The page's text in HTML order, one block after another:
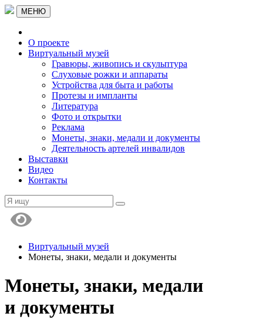
МЕНЮ
О проекте
Виртуальный музей
Гравюры, живопись и скульптура
Слуховые рожки и аппараты
Устройства для быта и работы
Протезы и импланты
Литература
Фото и открытки
Реклама
Монеты, знаки, медали и документы
Деятельность артелей инвалидов
Выставки
Видео
Контакты
Виртуальный музей
Монеты, знаки, медали и документы
Монеты, знаки, медали
и документы